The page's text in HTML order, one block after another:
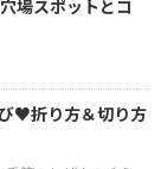
場スポットとコ
♥折り方＆切り方